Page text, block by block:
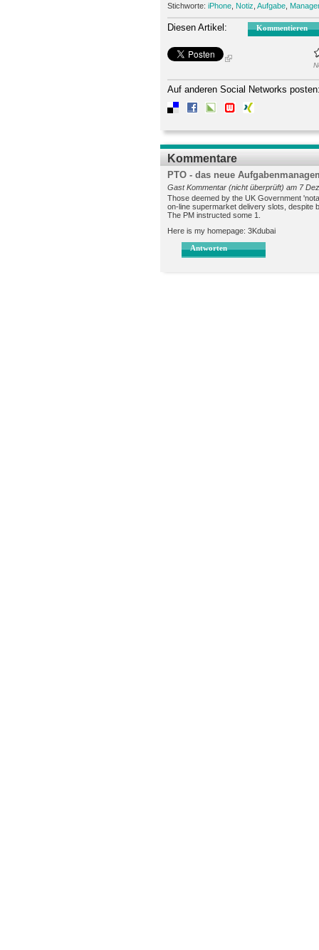
Stichworte: iPhone Notiz Aufgabe
Diesen Artikel: Kommentieren
Auf anderen Social Networks
Kommentare
PTO - das neue
Gast Kommentar (nicht überprüft) am 7
Those deemed by the UK Government
on-line supermarket delivery slots, despite
The PM instructed some 1.
Here is my homepage: 3Kdubai
Antworten